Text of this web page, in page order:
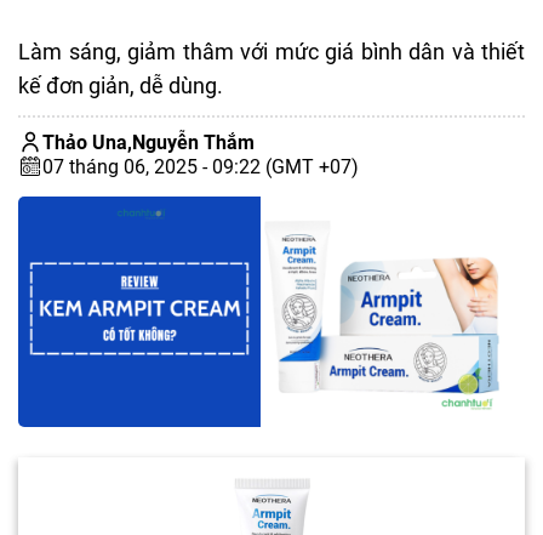
Làm sáng, giảm thâm với mức giá bình dân và thiết
kế đơn giản, dễ dùng.
Thảo Una,Nguyễn Thắm
07 tháng 06, 2025 - 09:22 (GMT +07)